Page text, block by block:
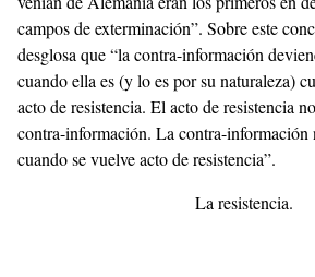
campos de exterminación”. Sobre este
desglosa que “la contra-información
cuando ella es (y lo es por su naturaleza)
acto de resistencia. El acto de resistencia
contra-información. La contra-información
cuando se vuelve acto de resistencia”.
La resistencia.